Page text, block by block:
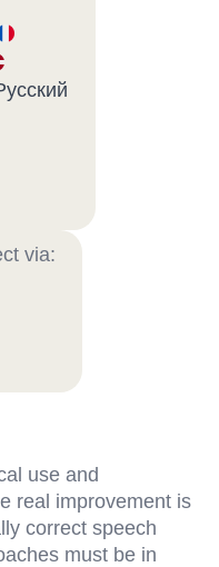
via:
use and
real improvement is
correct speech
must be in